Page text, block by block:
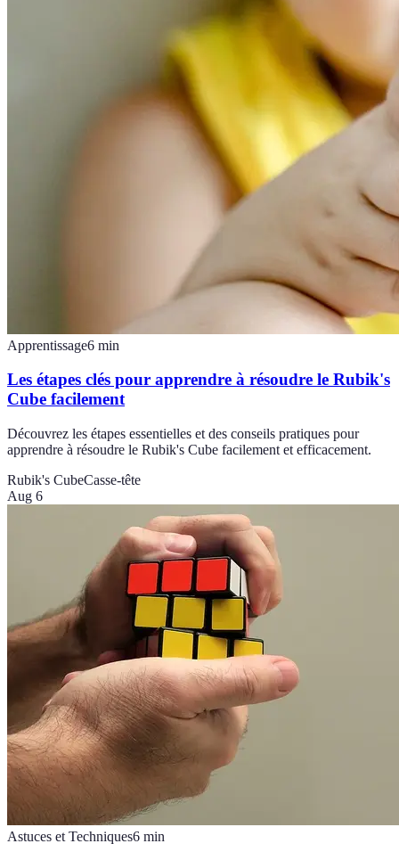
Apprentissage6 min
Les étapes clés pour apprendre à résoudre le Rubik's
Cube facilement
Découvrez les étapes essentielles et des conseils pratiques pour
apprendre à résoudre le Rubik's Cube facilement et efficacement.
Rubik's CubeCasse-tête
Aug 6
Astuces et Techniques6 min